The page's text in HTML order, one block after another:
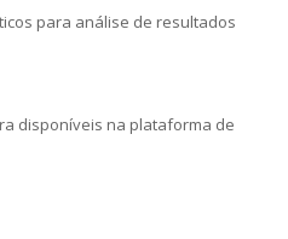
para análise de resultados
disponíveis na plataforma de